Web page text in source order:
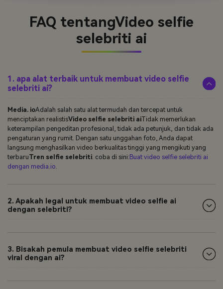
FAQ tentangVideo selfie
selebriti ai
1. apa alat terbaik untuk membuat video selfie
selebriti ai?
Media. ioAdalah salah satu alat termudah dan tercepat untuk
menciptakan realistisVideo selfie selebriti aiTidak memerlukan
keterampilan pengeditan profesional, tidak ada petunjuk, dan tidak ada
pengaturan yang rumit. Dengan satu unggahan foto, Anda dapat
langsung menghasilkan video berkualitas tinggi yang mengikuti yang
terbaruTren selfie selebriti . coba di sini: Buat video selfie selebriti ai
dengan media.io
2. Apakah legal untuk membuat video selfie ai
dengan selebriti?
3. Bisakah pemula membuat video selfie selebriti
viral dengan ai?